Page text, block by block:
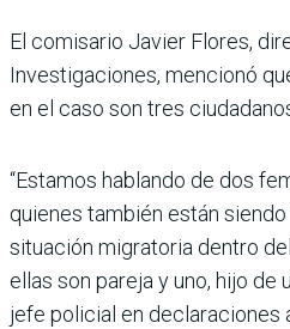
El comisario Javier Flores,
Investigaciones, mencionó
en el caso son tres
“Estamos hablando de dos
quienes también están
situación migratoria dentro
ellas son pareja y uno, hijo de
jefe policial en declaraciones